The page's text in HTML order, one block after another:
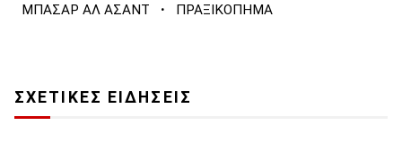
ΜΠΑΣΑΡ ΑΛ ΑΣΑΝΤ · ΠΡΑΞΙΚΟΠΗΜΑ
ΣΧΕΤΙΚΕΣ ΕΙΔΗΣΕΙΣ